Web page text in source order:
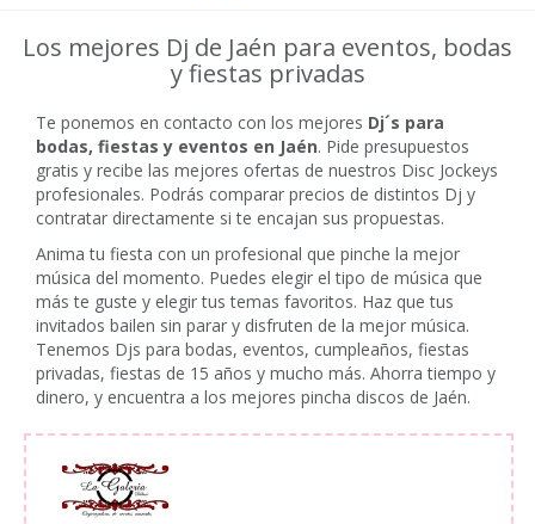
Los mejores Dj de Jaén para eventos, bodas
y fiestas privadas
Te ponemos en contacto con los mejores Dj´s para
bodas, fiestas y eventos en Jaén. Pide presupuestos
gratis y recibe las mejores ofertas de nuestros Disc Jockeys
profesionales. Podrás comparar precios de distintos Dj y
contratar directamente si te encajan sus propuestas.
Anima tu fiesta con un profesional que pinche la mejor
música del momento. Puedes elegir el tipo de música que
más te guste y elegir tus temas favoritos. Haz que tus
invitados bailen sin parar y disfruten de la mejor música.
Tenemos Djs para bodas, eventos, cumpleaños, fiestas
privadas, fiestas de 15 años y mucho más. Ahorra tiempo y
dinero, y encuentra a los mejores pincha discos de Jaén.